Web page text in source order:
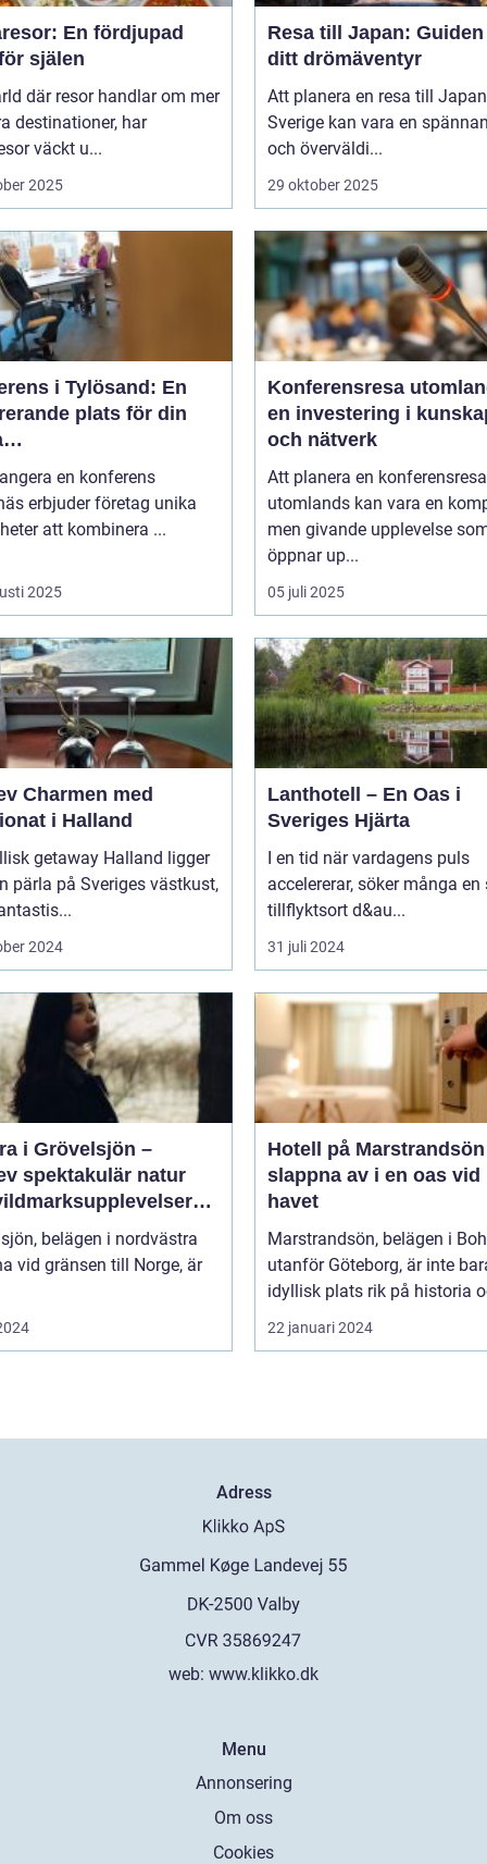
En fördjupad
själen
där resor handlar om mer
destinationer, har
väckt u...
2025
Resa till Japan:
ditt drömäventyr
Att planera en resa till
Sverige kan vara en
och överväldi...
29 oktober 2025
i Tylösand: En
plats för din
en konferens
erbjuder företag unika
att kombinera ...
2025
Konferensresa
en investering i
och nätverk
Att planera en konferensresa
utomlands kan vara en
men givande upplevelse
öppnar up...
05 juli 2025
Charmen med
i Halland
getaway Halland ligger
pärla på Sveriges västkust,
2024
Lanthotell – En Oas i
Sveriges Hjärta
I en tid när vardagens puls
accelererar, söker många en
tillflyktsort d&au...
31 juli 2024
i Grövelsjön –
spektakulär natur
håll
belägen i nordvästra
vid gränsen till Norge, är
Hotell på
slappna av i en oas vid
havet
Marstrandsön, belägen i
utanför Göteborg, är inte
idyllisk plats rik på historia
22 januari 2024
Adress
web: www.klikko.dk
Menu
Annonsering
Om oss
Cookies